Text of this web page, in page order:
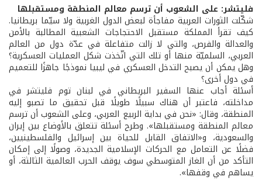
فليتشر: على الشعوب أن ترسم معالم المنطقة ومستقبلها
شكّلت الثورات العربية مفاجأة لبعض الدول الغربية ولا سيّما بريطانيا.
كيف تقرأ المملكة مستقبل الاحتجاجات الشعبية المطالبة بالأمن
والعدالة والفرص، والتي لا زالت متفاعلة في عدّة دول من العالم
العربي، السلميّة منها أو تلك التي اتّخذت شكل العمليات العسكرية؟
وهل يمكن أن يصبح التدخل العسكري في ليبيا نموذجًا جاهزًا للتعميم
في دول أخرى؟
أسئلة أجاب عنها السفير البريطاني في لبنان توم فليتشر في
مداخلته، فاعتبر أن هناك سبيلًا طويلًا قبل تحقيق ما تصبو إليه
المنطقة، وقال: «نحن في بداية الربيع العربي، وعلى الشعوب أن ترسم
معالم المنطقة ومستقبلها». وطرح أسئلة تتعلق بالأوضاع بين إيران
والسعودية، و«الاتفاق القابل للحياة بين إسرائيل والفلسطينيين،
فضلًا عن التعامل مع الحركات الإسلامية الجديدة، وصولًا إلى إمكان
التأكد من أن الغاز المتوسطي سوف يوقف الحرب العالمية الثالثة، أو
يساهم في وقفها».